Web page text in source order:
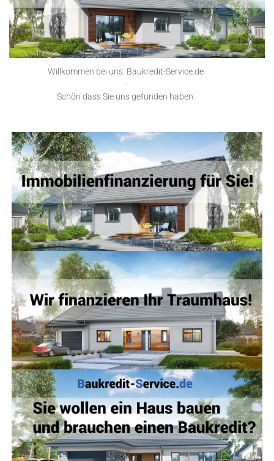
Willkommen bei uns. Baukredit-Service.de
-
Schön dass Sie uns gefunden haben.